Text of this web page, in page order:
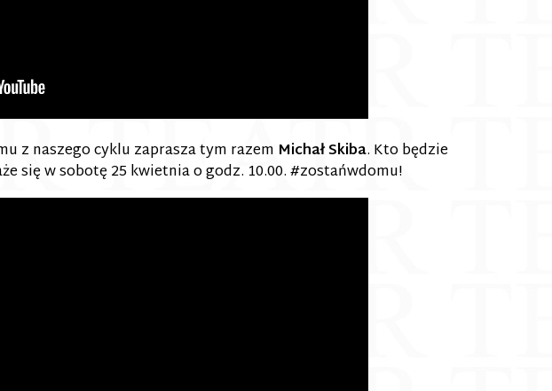
z naszego cyklu zaprasza tym razem Michał Skiba. Kto będzie
się w sobotę 25 kwietnia o godz. 10.00. #zostańwdomu!